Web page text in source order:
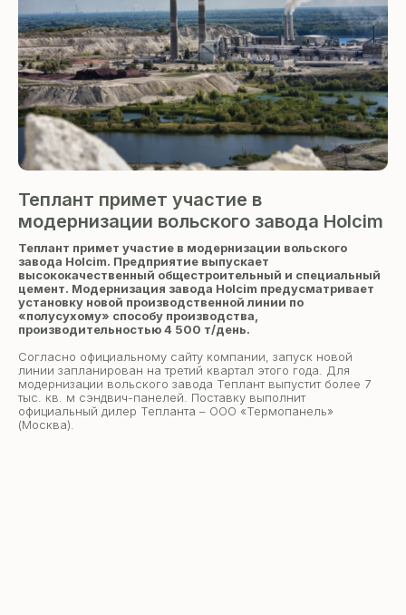
Теплант примет участие в
модернизации вольского завода Holcim
Теплант примет участие в модернизации вольского
завода Holcim. Предприятие выпускает
высококачественный общестроительный и специальный
цемент. Модернизация завода Holcim предусматривает
установку новой производственной линии по
«полусухому» способу производства,
производительностью 4 500 т/день.
Согласно официальному сайту компании, запуск новой
линии запланирован на третий квартал этого года. Для
модернизации вольского завода Теплант выпустит более 7
тыс. кв. м сэндвич-панелей. Поставку выполнит
официальный дилер Тепланта – ООО «Термопанель»
(Москва).